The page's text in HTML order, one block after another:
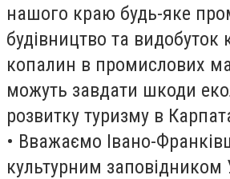
нашого краю будь-яке
будівництво та видобуток
копалин в промислових
можуть завдати шкоди
розвитку туризму в
• Вважаємо Івано-
культурним заповідником